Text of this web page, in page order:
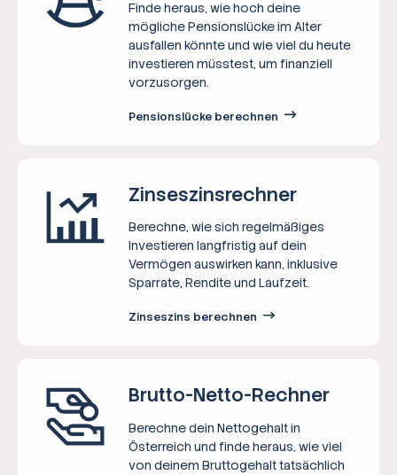
Finde heraus, wie hoch deine
mögliche Pensionslücke im Alter
ausfallen könnte und wie viel du heute
investieren müsstest, um finanziell
vorzusorgen.
Pensionslücke berechnen
Zinseszins­rechner
Berechne, wie sich regelmäßiges
Investieren langfristig auf dein
Vermögen auswirken kann, inklusive
Sparrate, Rendite und Laufzeit.
Zinseszins berechnen
Brutto-Netto-­Rechner
Berechne dein Nettogehalt in
Österreich und finde heraus, wie viel
von deinem Bruttogehalt tatsächlich